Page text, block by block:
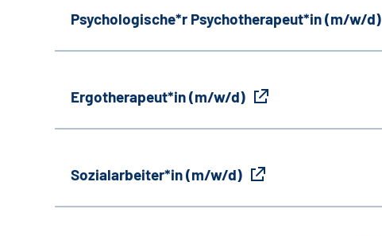
Psychologische*r Psychotherapeut*in (m/w/d)
Ergotherapeut*in (m/w/d)
Sozialarbeiter*in (m/w/d)